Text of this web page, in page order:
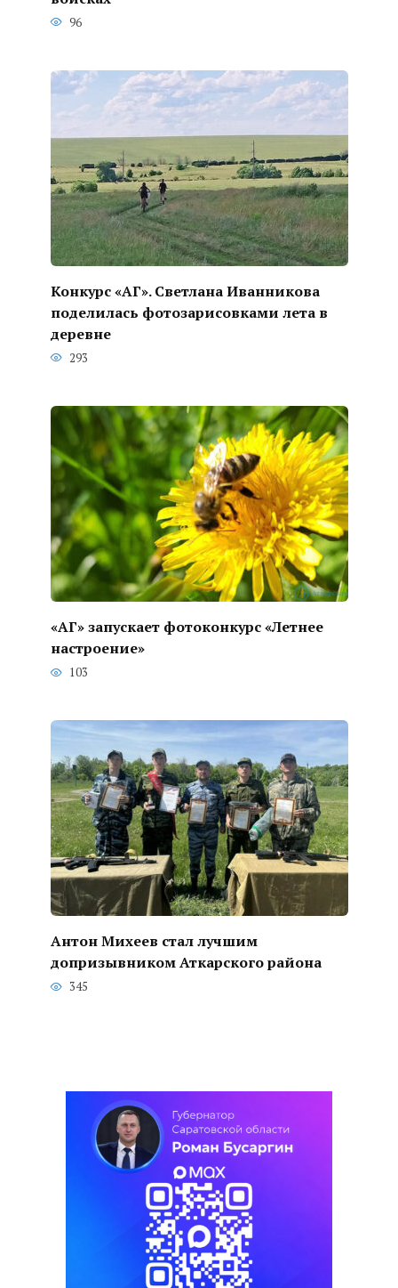
96
Конкурс «АГ». Светлана Иванникова
поделилась фотозарисовками лета в
деревне
293
«АГ» запускает фотоконкурс «Летнее
настроение»
103
Антон Михеев стал лучшим
допризывником Аткарского района
345